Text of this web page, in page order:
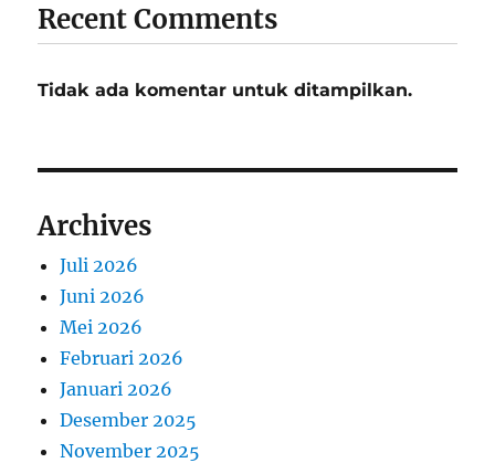
Recent Comments
Tidak ada komentar untuk ditampilkan.
Archives
Juli 2026
Juni 2026
Mei 2026
Februari 2026
Januari 2026
Desember 2025
November 2025